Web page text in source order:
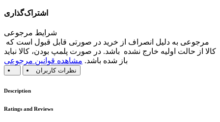
اشتراک‌گذاری
شرایط مرجوعی
کالا از حالت اولیه خارج نشده باشد. در صورت پلمپ بودن، کالا نباید
باز شده باشد. مشاهده قوانین مرجوعی
نظرات کاربران
Description
Ratings and Reviews